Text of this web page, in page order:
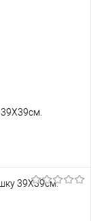
39Х39см.